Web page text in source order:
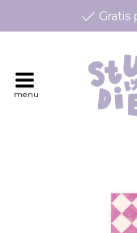
Gratis
geboortekaartjes op
menu